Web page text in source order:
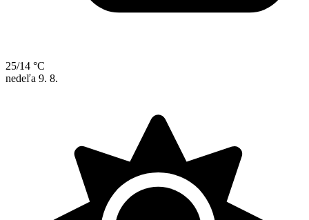
25/14 °C
nedeľa 9. 8.